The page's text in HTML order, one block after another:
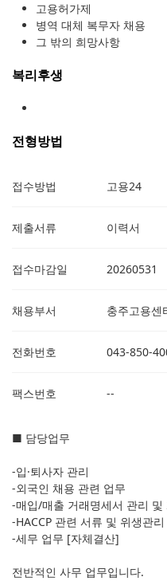
고용허가제
병역 대체 복무자 채용
그 밖의 희망사항
복리후생
전형방법
접수방법 고용24
제출서류 이력서
접수마감일 20260531
채용부서 충주고용센
전화번호 043-850-
팩스번호 --
■ 담당업무
-입·퇴사자 관리
-외국인 채용 관련 업무
-매입/매출 거래명세서 관리 및
-HACCP 관련 서류 및 위생관리
-세무 업무 [자체결산]
전반적인 사무 업무입니다.